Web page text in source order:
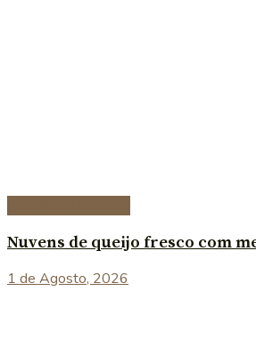
Nuvens de queijo fresco com
1 de Agosto, 2026